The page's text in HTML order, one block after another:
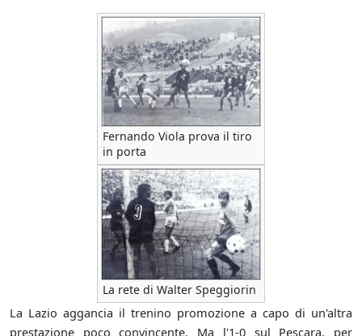
Fernando Viola prova il tiro
in porta
La rete di Walter Speggiorin
La Lazio aggancia il trenino promozione a capo di un'altra
prestazione poco convincente. Ma l'1-0 sul Pescara, per